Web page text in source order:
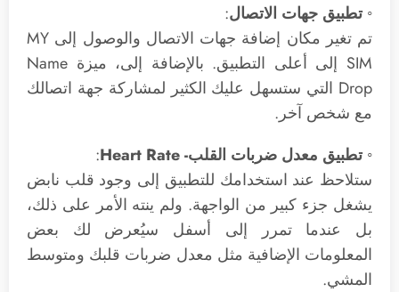
◦ تطبيق جهات الاتصال:
تم تغير مكان إضافة جهات الاتصال والوصول إلى MY
SIM إلى أعلى التطبيق. بالإضافة إلى، ميزة Name
Drop التي ستسهل عليك الكثير لمشاركة جهة اتصالك
مع شخص آخر.
◦ تطبيق معدل ضربات القلب- Heart Rate
:
ستلاحظ عند استخدامك للتطبيق إلى وجود قلب نابض
يشغل جزء كبير من الواجهة. ولم ينته الأمر على ذلك،
بل عندما تمرر إلى أسفل سيُعرض لك بعض
المعلومات الإضافية مثل معدل ضربات قلبك ومتوسط
المشي.